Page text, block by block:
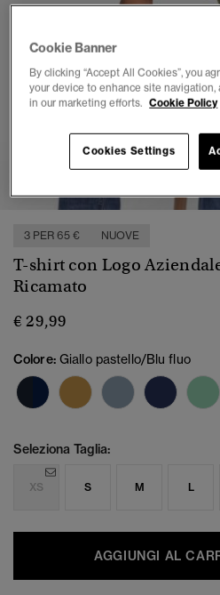
1 2 3
3 PER 65 € NUOVE
T-shirt con Logo
Ricamato
€ 29,99
Colore: Giallo pastello/Blu fluo
Seleziona Taglia:
XS S M L
AGGIUNGI AL
Cookie Banner
By clicking “Accept All Cookies”, you
your device to enhance site navigation,
in our marketing efforts. Cookie Policy
Cookies Settings